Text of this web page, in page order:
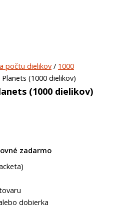
počtu dielikov/ 1000
(1000 dielikov)
(1000 dielikov)
zadarmo
dobierka